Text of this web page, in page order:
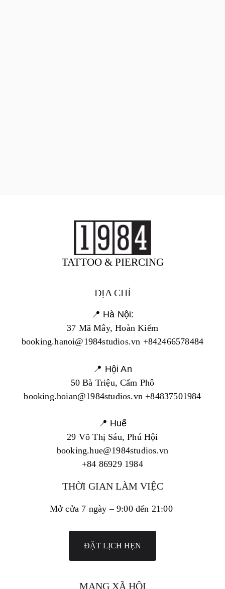
TATTOO & PIERCING
ĐỊA CHỈ
📍 Hà Nội:
37 Mã Mây, Hoàn Kiếm
booking.hanoi@1984studios.vn +842466578484
📍 Hội An
50 Bà Triệu, Cẩm Phô
booking.hoian@1984studios.vn +84837501984
📍 Huế
29 Võ Thị Sáu, Phú Hội
booking.hue@1984studios.vn
+84 86929 1984
THỜI GIAN LÀM VIỆC
Mở cửa 7 ngày – 9:00 đến 21:00
ĐẶT LỊCH HẸN
MẠNG XÃ HỘI